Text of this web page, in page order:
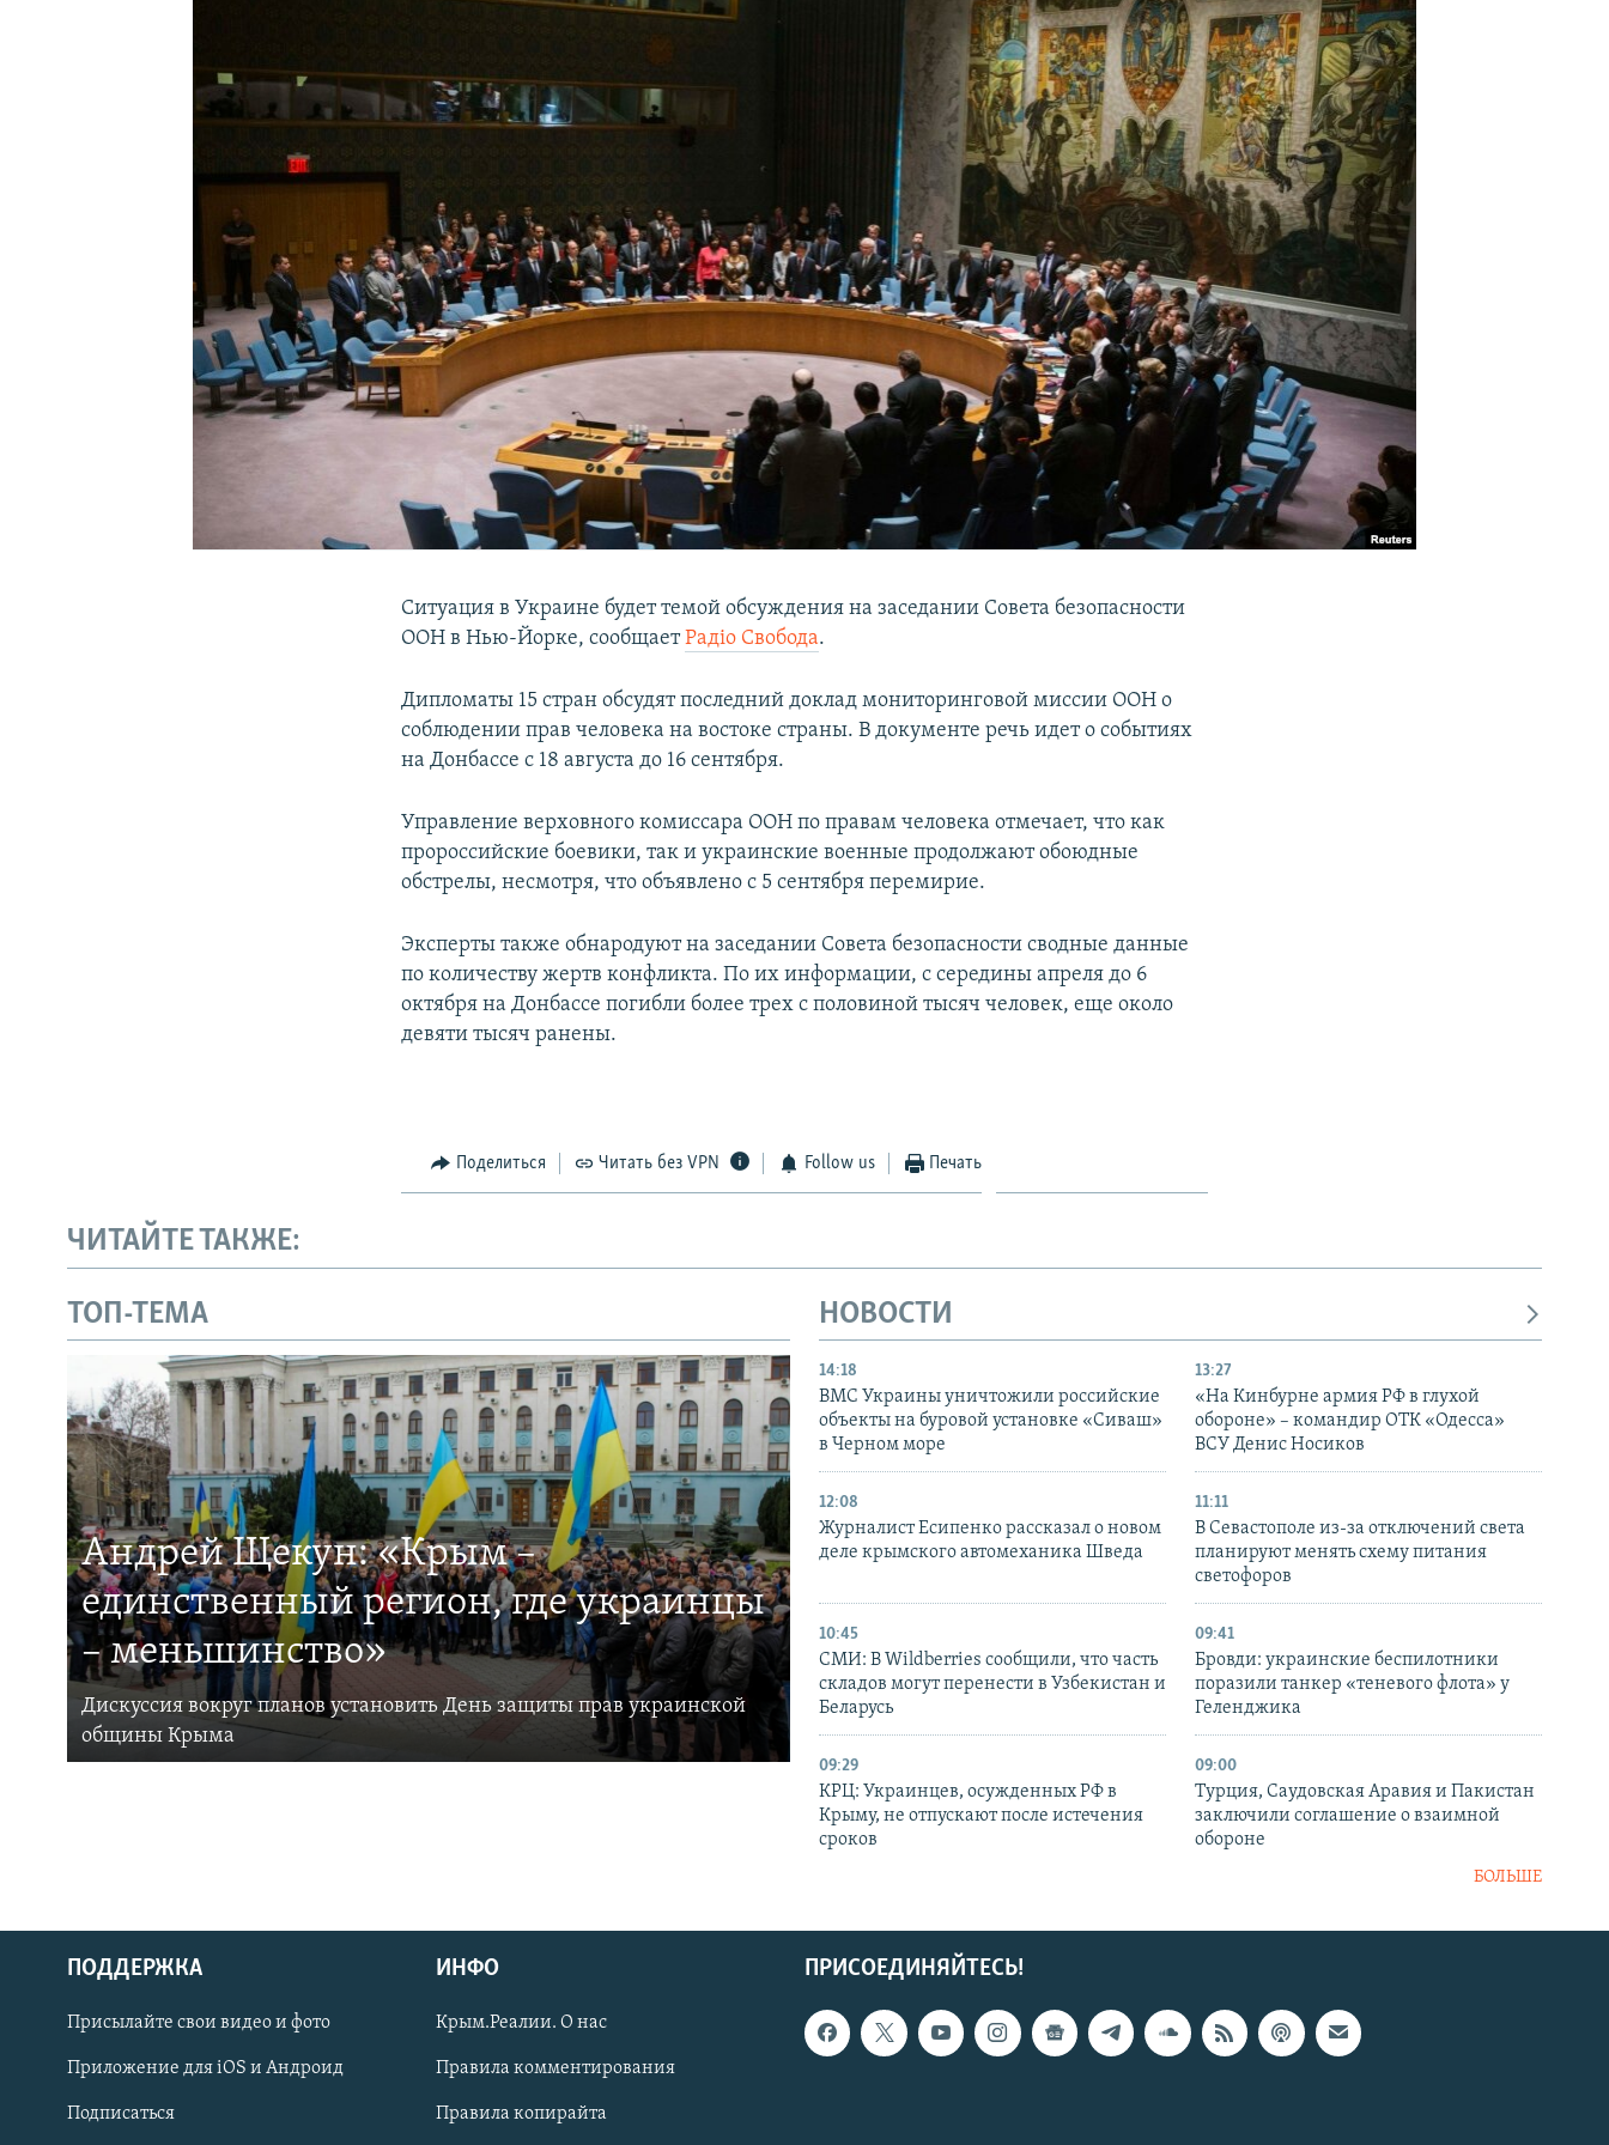
Українською
Qırımtatar
ПРИСОЕДИНЯЙТЕСЬ!
Ситуация в Украине будет темой обсуждения на заседании Совета безопасности
ООН в Нью-Йорке, сообщаетРадiо Свобода.
Дипломаты 15 стран обсудят последний доклад мониторинговой миссии ООН о
соблюдении прав человека на востоке страны. В документе речь идет о событиях
на Донбассе с 18 августа до 16 сентября.
Управление верховного комиссара ООН по правам человека отмечает, что как
пророссийские боевики, так и украинские военные продолжают обоюдные
обстрелы, несмотря, что объявлено с 5 сентября перемирие.
Эксперты также обнародуют на заседании Совета безопасности сводные данные
по количеству жертв конфликта. По их информации, с середины апреля до 6
октября на Донбассе погибли более трех с половиной тысяч человек, еще около
девяти тысяч ранены.
Поделиться Читать без VPN Follow us Печать
ЧИТАЙТЕ ТАКЖЕ:
ТОП-ТЕМА
Андрей Щекун: «Крым –
единственный регион, где украинцы
– меньшинство»
Дискуссия вокруг планов установить День защиты прав украинской
общины Крыма
НОВОСТИ
14:18
ВМС Украины уничтожили российские
объекты на буровой установке «Сиваш»
в Черном море
13:27
«На Кинбурне армия РФ в глухой
обороне» – командир ОТК «Одесса»
ВСУ Денис Носиков
12:08
Журналист Есипенко рассказал о новом
деле крымского автомеханика Шведа
11:11
В Севастополе из-за отключений света
планируют менять схему питания
светофоров
10:45
СМИ: В Wildberries сообщили, что часть
складов могут перенести в Узбекистан и
Беларусь
09:41
Бровди: украинские беспилотники
поразили танкер «теневого флота» у
Геленджика
09:29
КРЦ: Украинцев, осужденных РФ в
Крыму, не отпускают после истечения
сроков
09:00
Турция, Саудовская Аравия и Пакистан
заключили соглашение о взаимной
обороне
БОЛЬШЕ
ПРИСОЕДИНЯЙТЕСЬ!
ПОДДЕРЖКА
Присылайте свои видео и фото
Приложение для iOS и Андроид
Подписаться
ИНФО
Крым.Реалии. О нас
Правила комментирования
Правила копирайта